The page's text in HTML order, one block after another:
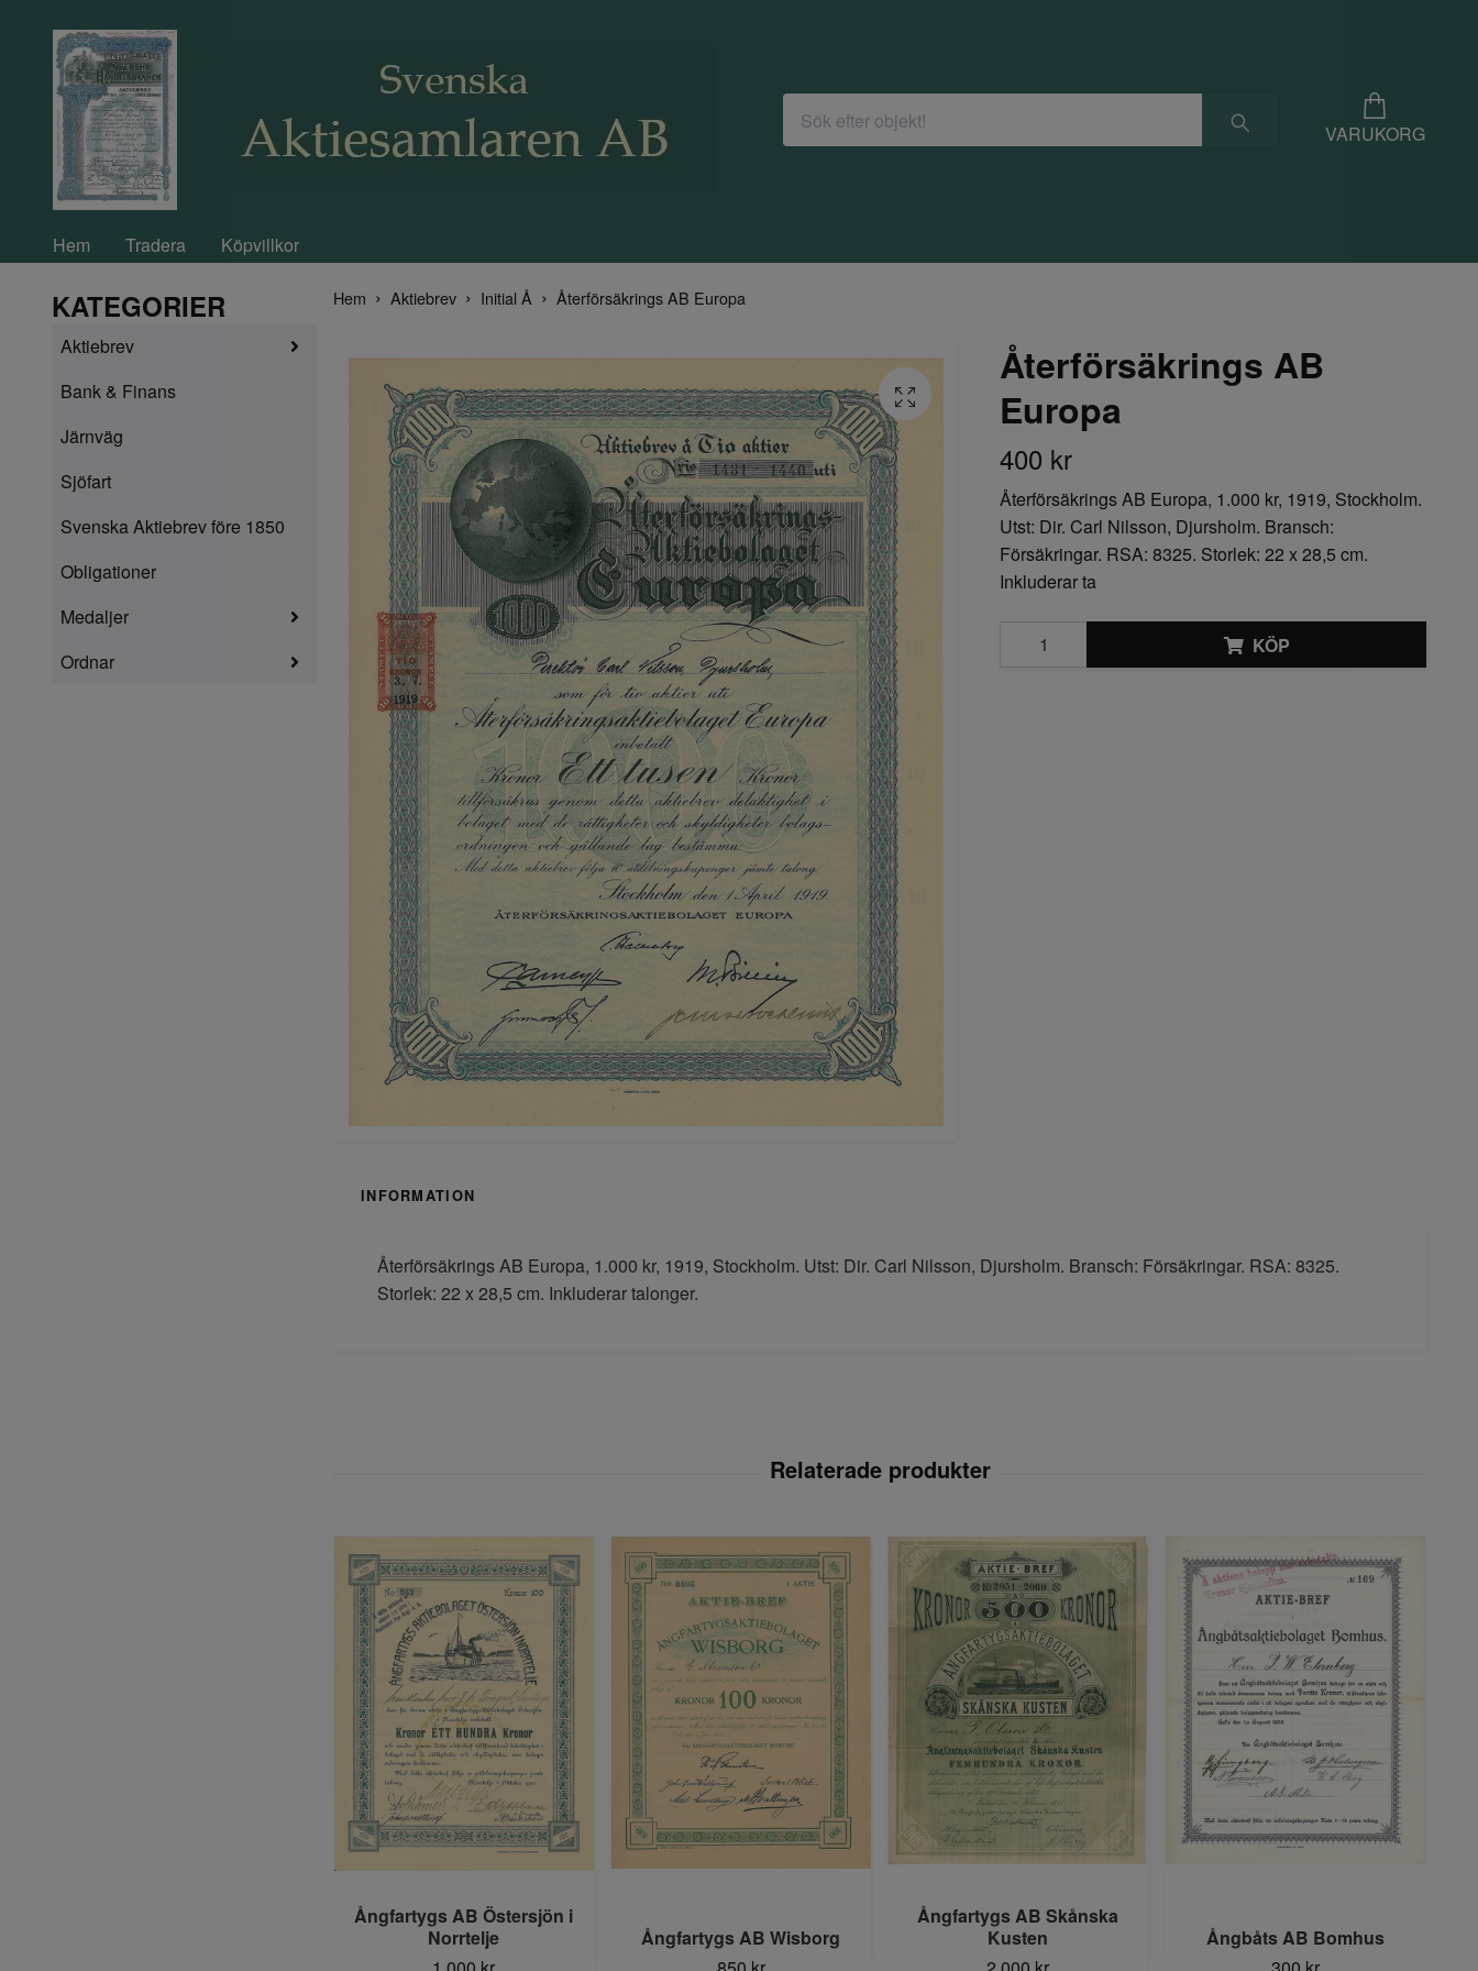
VARUKORG
Hem Tradera Köpvillkor
KATEGORIER
Aktiebrev
Bank & Finans
Järnväg
Sjöfart
Svenska Aktiebrev före 1850
Obligationer
Medaljer
Ordnar
Hem Aktiebrev Initial Å Återförsäkrings AB Europa
Återförsäkrings AB
Europa
400 kr
Återförsäkrings AB Europa, 1.000 kr, 1919, Stockholm.
Utst: Dir. Carl Nilsson, Djursholm. Bransch:
Försäkringar. RSA: 8325. Storlek: 22 x 28,5 cm.
Inkluderar ta
KÖP
INFORMATION
Återförsäkrings AB Europa, 1.000 kr, 1919, Stockholm. Utst: Dir. Carl Nilsson, Djursholm. Bransch: Försäkringar. RSA: 8325.
Storlek: 22 x 28,5 cm. Inkluderar talonger.
Ångfartygs AB Östersjön i
Norrtelje
Ångfartygs AB Wisborg
Ångfartygs AB Skånska
Kusten
Ångbåts AB Bomhus